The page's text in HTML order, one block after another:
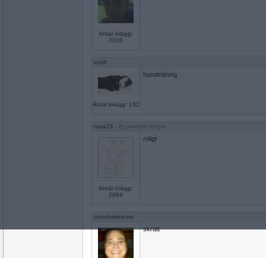
Antal inlägg:
2010
staff
Antal inlägg: 132
hundträning
nina73 - Ej medlem längre
Antal inlägg:
2694
roligt
mindottersmo
skratt